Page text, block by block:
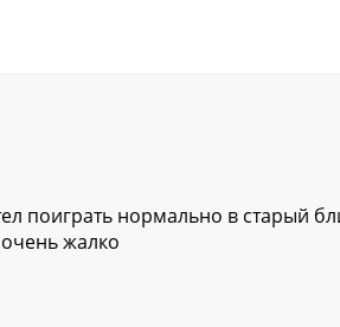
поиграть нормально в старый
жалко